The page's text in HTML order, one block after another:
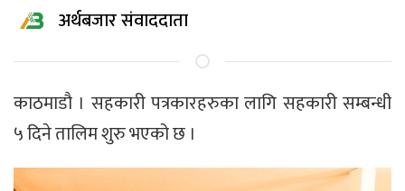
अर्थबजार संवाददाता
काठमाडाै । सहकारी पत्रकारहरुका लागि सहकारी सम्बन्धी
५ दिने तालिम शुरु भएको छ ।